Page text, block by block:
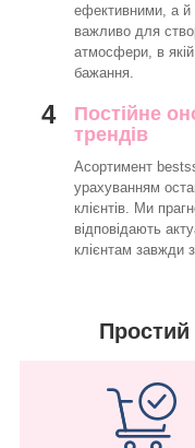
ефективними, а й
важливо для
атмосфери, в
бажання.
4
Постійне
трендів
Асортимент
урахуванням
клієнтів. Ми
відповідають
клієнтам завжди
Простий